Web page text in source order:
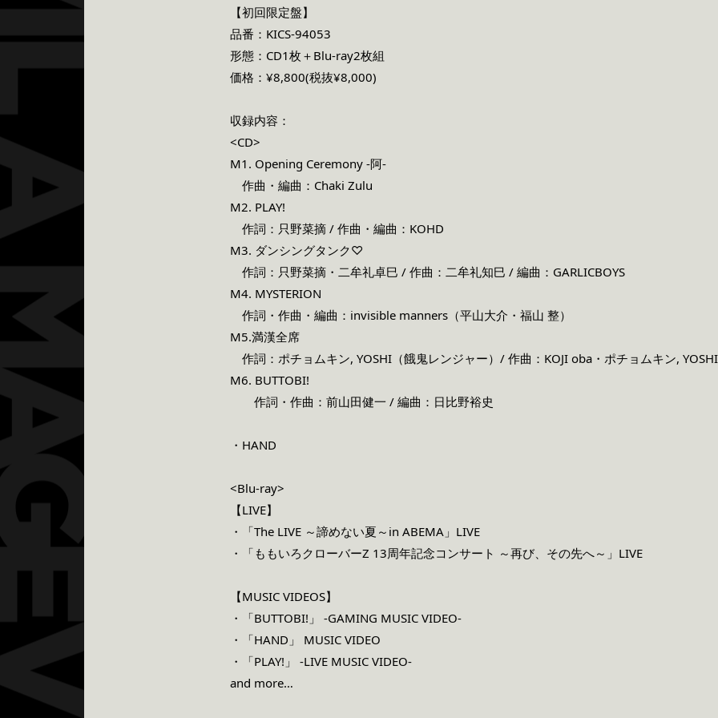
【初回限定盤】
品番：KICS-94053
形態：CD1枚＋Blu-ray2枚組
価格：¥8,800(税抜¥8,000)
収録内容：
<CD>
M1. Opening Ceremony -阿-
作曲・編曲：Chaki Zulu
M2. PLAY!
作詞：只野菜摘 / 作曲・編曲：KOHD
M3. ダンシングタンク♡
作詞：只野菜摘・二牟礼卓巳 / 作曲：二牟礼知巳 / 編曲：GARLICBOYS
M4. MYSTERION
作詞・作曲・編曲：invisible manners（平山大介・福山 整）
M5.満漢全席
作詞：ポチョムキン, YOSHI（餓鬼レンジャー）/ 作曲：KOJI oba・ポチョムキン,
M6. BUTTOBI!
作詞・作曲：前山田健一 / 編曲：日比野裕史
・HAND
<Blu-ray>
【LIVE】
・「The LIVE ～諦めない夏～in ABEMA」LIVE
・「ももいろクローバーZ 13周年記念コンサート ～再び、その先へ～」LIVE
【MUSIC VIDEOS】
・「BUTTOBI!」 -GAMING MUSIC VIDEO-
・「HAND」 MUSIC VIDEO
・「PLAY!」 -LIVE MUSIC VIDEO-
and more…